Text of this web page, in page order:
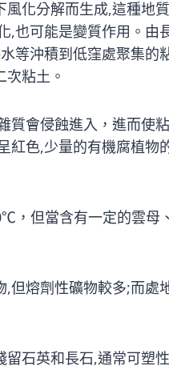
化分解而生成,這種地
,也可能是變質作用。由
等沖積到低窪處聚集的
粘土。
會侵蝕進入，進而使
紅色,少量的有機腐植物
，但當含有一定的雲母
熔劑性礦物較多;而處
石英和長石,通常可塑